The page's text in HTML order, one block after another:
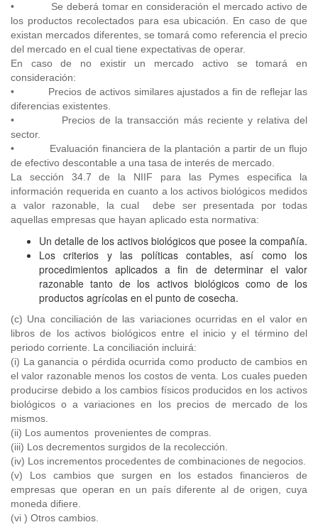
• Se deberá tomar en consideración el mercado activo de
los productos recolectados para esa ubicación. En caso de que
existan mercados diferentes, se tomará como referencia el precio
del mercado en el cual tiene expectativas de operar.
En caso de no existir un mercado activo se tomará en
consideración:
• Precios de activos similares ajustados a fin de reflejar las
diferencias existentes.
• Precios de la transacción más reciente y relativa del
sector.
• Evaluación financiera de la plantación a partir de un flujo
de efectivo descontable a una tasa de interés de mercado.
La sección 34.7 de la NIIF para las Pymes especifica la
información requerida en cuanto a los activos biológicos medidos
a valor razonable, la cual debe ser presentada por todas
aquellas empresas que hayan aplicado esta normativa:
Un detalle de los activos biológicos que posee la compañía.
Los criterios y las políticas contables, así como los
procedimientos aplicados a fin de determinar el valor
razonable tanto de los activos biológicos como de los
productos agrícolas en el punto de cosecha.
(c) Una conciliación de las variaciones ocurridas en el valor en
libros de los activos biológicos entre el inicio y el término del
periodo corriente. La conciliación incluirá:
(i) La ganancia o pérdida ocurrida como producto de cambios en
el valor razonable menos los costos de venta. Los cuales pueden
producirse debido a los cambios físicos producidos en los activos
biológicos o a variaciones en los precios de mercado de los
mismos.
(ii) Los aumentos provenientes de compras.
(iii) Los decrementos surgidos de la recolección.
(iv) Los incrementos procedentes de combinaciones de negocios.
(v) Los cambios que surgen en los estados financieros de
empresas que operan en un país diferente al de origen, cuya
moneda difiere.
(vi ) Otros cambios.